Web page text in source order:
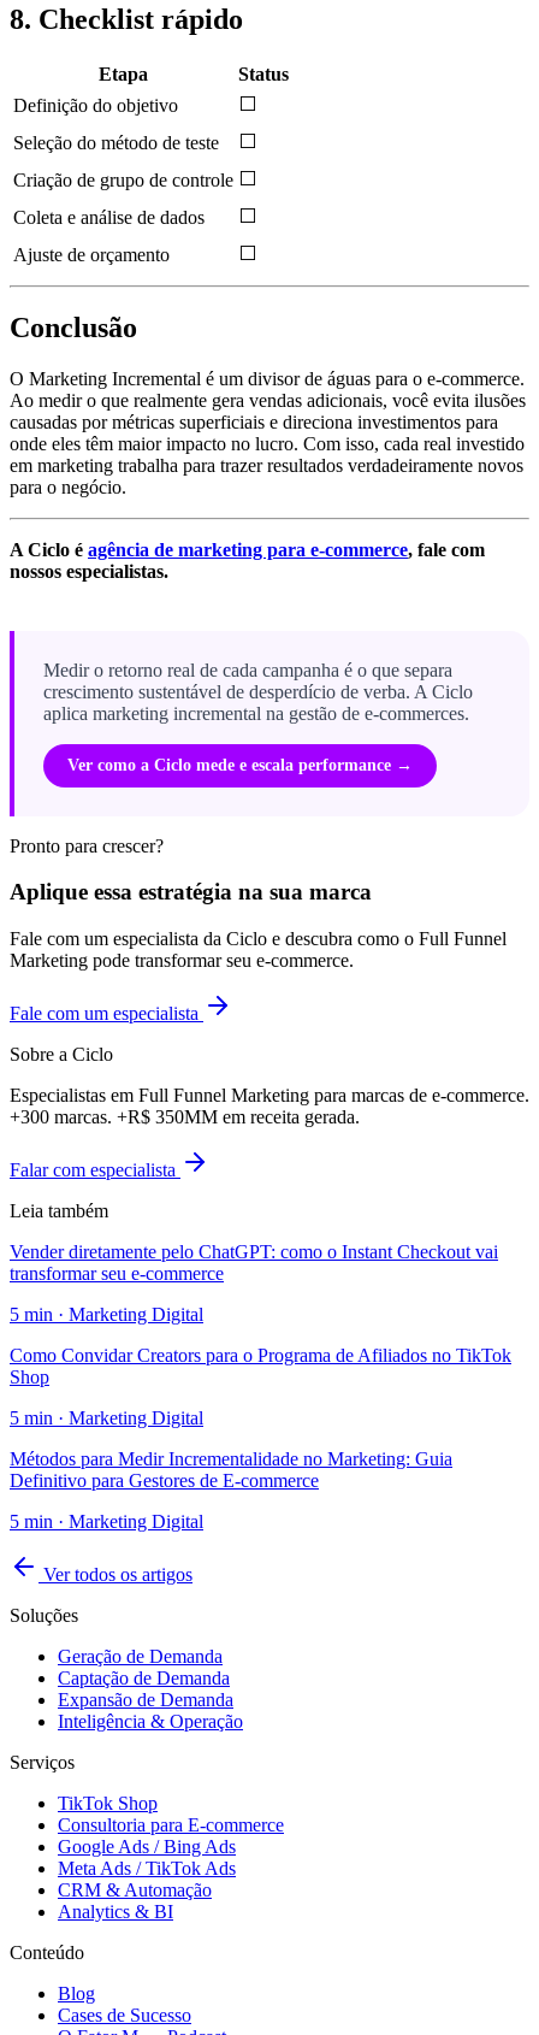
8. Checklist rápido
Etapa
Status
Definição do objetivo
⬜
Seleção do método de teste
⬜
Criação de grupo de controle ⬜
Coleta e análise de dados
⬜
Ajuste de orçamento
⬜
Conclusão
O Marketing Incremental é um divisor de águas para o e-commerce.
Ao medir o que realmente gera vendas adicionais, você evita ilusões
causadas por métricas superficiais e direciona investimentos para
onde eles têm maior impacto no lucro. Com isso, cada real investido
em marketing trabalha para trazer resultados verdadeiramente novos
para o negócio.
A Ciclo é agência de marketing para e-commerce, fale com
nossos especialistas.
Medir o retorno real de cada campanha é o que separa
crescimento sustentável de desperdício de verba. A Ciclo
aplica marketing incremental na gestão de e-commerces.
Ver como a Ciclo mede e escala performance →
Pronto para crescer?
Aplique essa estratégia na sua marca
Fale com um especialista da Ciclo e descubra como o Full Funnel
Marketing pode transformar seu e-commerce.
Fale com um especialista
Sobre a Ciclo
Especialistas em Full Funnel Marketing para marcas de e-commerce.
+300 marcas. +R$ 350MM em receita gerada.
Falar com especialista
Leia também
Vender diretamente pelo ChatGPT: como o Instant Checkout vai
transformar seu e-commerce
5 min · Marketing Digital
Como Convidar Creators para o Programa de Afiliados no TikTok
Shop
5 min · Marketing Digital
Métodos para Medir Incrementalidade no Marketing: Guia
Definitivo para Gestores de E-commerce
5 min · Marketing Digital
Ver todos os artigos
Soluções
Geração de Demanda
Captação de Demanda
Expansão de Demanda
Inteligência & Operação
Serviços
TikTok Shop
Consultoria para E-commerce
Google Ads / Bing Ads
Meta Ads / TikTok Ads
CRM & Automação
Analytics & BI
Conteúdo
Blog
Cases de Sucesso